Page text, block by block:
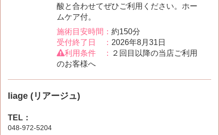
酸と合わせてぜひご利用ください。ホー
ムケア付。
施術目安時間： 約150分
受付終了日 ： 2026年8月31日
利用条件 ：
２回目以降の当店ご利用
のお客様へ
liage (リアージュ)
TEL：
048-972-5204